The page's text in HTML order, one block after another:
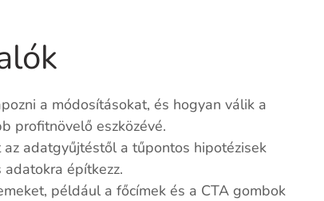
a módosításokat, és hogyan válik a
profitnövelő eszközévé.
adatgyűjtéstől a tűpontos hipotézisek
építkezz.
például a főcímek és a CTA gombok